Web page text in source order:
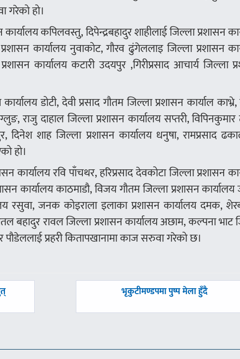
गरेको हो।
कपिलवस्तु, दिपेन्द्रबहादुर शाहीलाई जिल्ला प्रशासन
प्रशासन कार्यालय नुवाकोट, गौरव ढुंगेललाइ जिल्ला प्रशासन
कार्यालय कटारी उदयपुर ,गिरीप्रसाद आचार्य जिल्ला
डोटी, देवी प्रसाद गौतम जिल्ला प्रशासन कार्याल
राजु दाहाल जिल्ला प्रशासन कार्यालय सप्तरी,
दिनेश शाह जिल्ला प्रशासन कार्यालय धनुषा, रामप्रसाद
हो।
कार्यालय रवि पाँचथर, हरिप्रसाद देवकोटा जिल्ला प्रशासन
कार्यालय काठमाडौ, विजय गौतम जिल्ला प्रशासन कार्यालय
रसुवा, जनक कोइराला इलाका प्रशासन कार्यालय दमक,
बहादुर रावल जिल्ला प्रशासन कार्यालय अछाम, कल्पना भाट
प्रहरी कितापखानामा काज सरुवा गरेको छ।
अघिल्लाे
भृकुटीमण्डपमा पुष्प मेला हुँदै